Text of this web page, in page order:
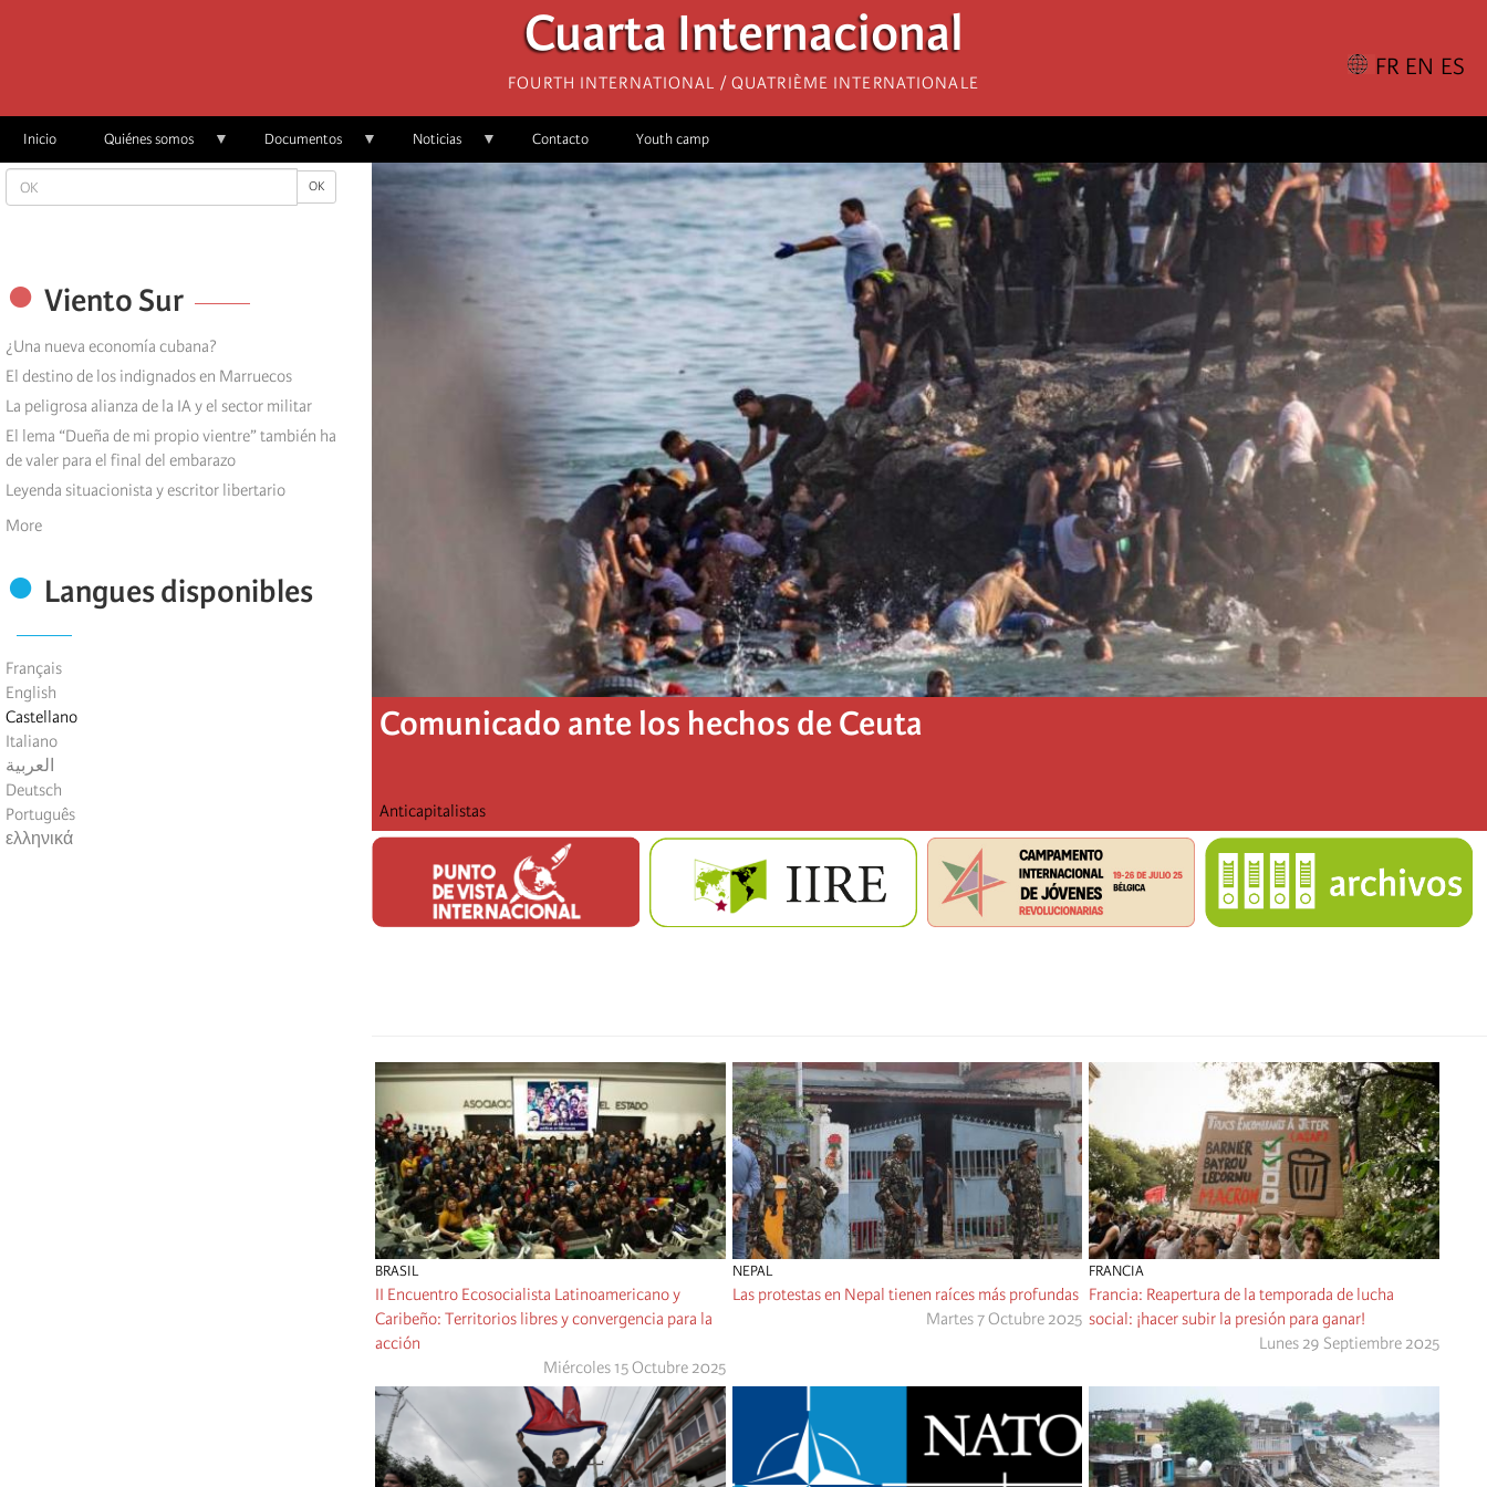
Cuarta Internacional
Fourth International / Quatrième internationale
Inicio Quiénes somos Documentos Noticias Contacto Youth camp
OK OK
Viento Sur
¿Una nueva economía cubana?
El destino de los indignados en Marruecos
La peligrosa alianza de la IA y el sector militar
El lema “Dueña de mi propio vientre” también ha
de valer para el final del embarazo
Leyenda situacionista y escritor libertario
More
Langues disponibles
Français
English
Castellano
Italiano
العربية
Deutsch
Português
ελληνικά
Comunicado ante los hechos de Ceuta
Anticapitalistas
BRASIL
II Encuentro Ecosocialista Latinoamericano y
Caribeño: Territorios libres y convergencia para la
acción
Miércoles 15 Octubre 2025
NEPAL
Las protestas en Nepal tienen raíces más profundas
Martes 7 Octubre 2025
FRANCIA
Francia: Reapertura de la temporada de lucha
social: ¡hacer subir la presión para ganar!
Lunes 29 Septiembre 2025